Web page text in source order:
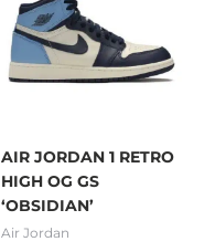
AIR JORDAN 1 RETRO
HIGH OG GS
‘OBSIDIAN’
Air Jordan